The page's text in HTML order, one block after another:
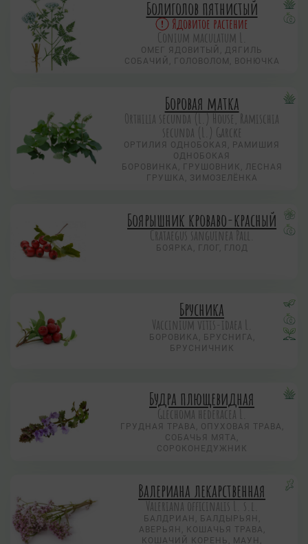
Болиголов пятнистый
Ядовитое растение
Conium maculatum L.
ОМЕГ ЯДОВИТЫЙ, ДЯГИЛЬ
СОБАЧИЙ, ГОЛОВОЛОМ, ВОНЮЧКА
Боровая матка
Orthilia secunda (L.) House, Ramischia
secunda (L.) Garсke
ОРТИЛИЯ ОДНОБОКАЯ, РАМИШИЯ
ОДНОБОКАЯ
БОРОВИНКА, ГРУШОВНИК, ЛЕСНАЯ
ГРУШКА, ЗИМОЗЕЛЁНКА
Боярышник кроваво-красный
Crataegus sanguinea Pall.
БОЯРКА, ГЛОГ, ГЛОД
Брусника
Vaccinium vitis-idaea L.
БОРОВИКА, БРУСНИГА,
БРУСНИЧНИК
Будра плющевидная
Glechoma hederacea L.
ГРУДНАЯ ТРАВА, ОПУХОВАЯ ТРАВА,
СОБАЧЬЯ МЯТА,
СОРОКОНЕДУЖНИК
Валериана лекарственная
Valeriana officinalis L. s.l.
БАЛДРИАН, БАЛДЫРЬЯН,
АВЕРЬЯН, КОШАЧЬЯ ТРАВА,
КОШАЧИЙ КОРЕНЬ, МАУН,